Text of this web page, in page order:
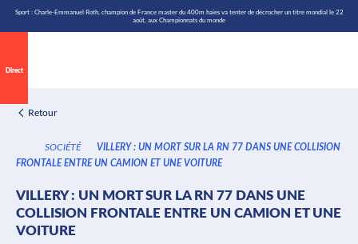
Aller
au
Sport : Charle-Emmanuel Roth, champion de France master du 400m haies va tenter de décrocher un titre mondial le 22
août, aux Championnats du monde
Direct
Retour
SOCIÉTÉ
VILLERY : UN MORT SUR LA RN 77 DANS UNE COLLISION
FRONTALE ENTRE UN CAMION ET UNE VOITURE
VILLERY : UN MORT SUR LA RN 77 DANS UNE
COLLISION FRONTALE ENTRE UN CAMION ET UNE
VOITURE